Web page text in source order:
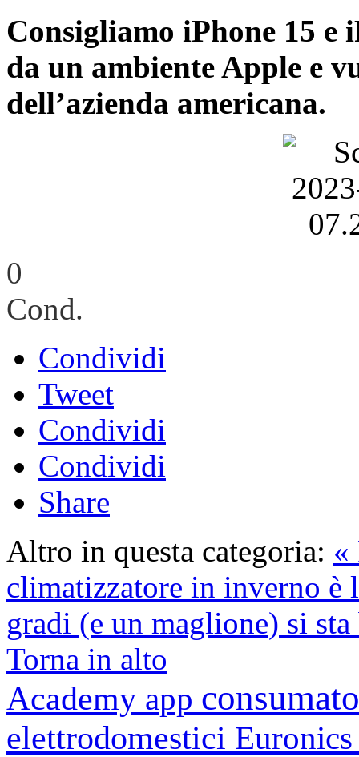
Consigliamo iPhone 15 e
da un ambiente Apple e
dell’azienda americana.
0
Cond.
Condividi
Tweet
Condividi
Condividi
Share
Altro in questa categoria: «
climatizzatore in inverno è
gradi (e un maglione) si sta
Torna in alto
Academy app
elettrodomestici